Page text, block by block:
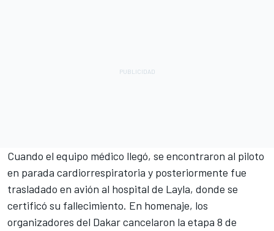
Cuando el equipo médico llegó, se encontraron al piloto
en parada cardiorrespiratoria y posteriormente fue
trasladado en avión al hospital de Layla, donde se
certificó su fallecimiento. En homenaje, los
organizadores del Dakar cancelaron la etapa 8 de